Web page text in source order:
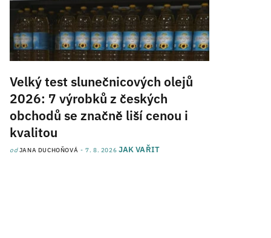
Velký test slunečnicových olejů
2026: 7 výrobků z českých
obchodů se značně liší cenou i
kvalitou
odJANA DUCHOŇOVÁ 7. 8. 2026 JAK VAŘIT